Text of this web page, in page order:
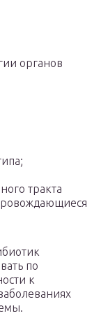
органов
тракта
по
к